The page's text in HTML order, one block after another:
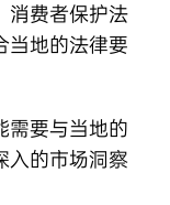
消费者保护法
当地的法律要
需要与当地的
入的市场洞察